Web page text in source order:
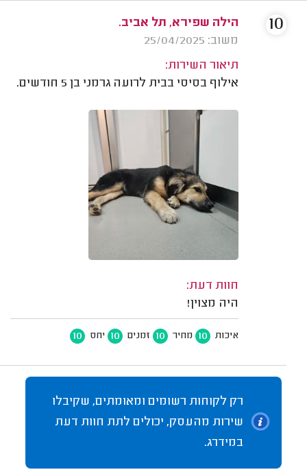
הילה שפירא, תל אביב.
משוב: 25/04/2025
תיאור השירות:
אילוף בסיסי בבית לרועה גרמני בן 5 חודשים.
חוות דעת:
היה מצוין!
איכות 10 מחיר 10 זמנים 10 יחס 10
10
רק לקוחות רשומים ומאומתים, שקיבלו
שירות מהעסק, יכולים לתת חוות דעת
במידרג.